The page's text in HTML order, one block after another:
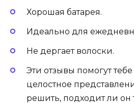
Хорошая батарея.
Идеально для
Не дергает волоски.
Эти отзывы помогут
целостное
решить, подходит ли он